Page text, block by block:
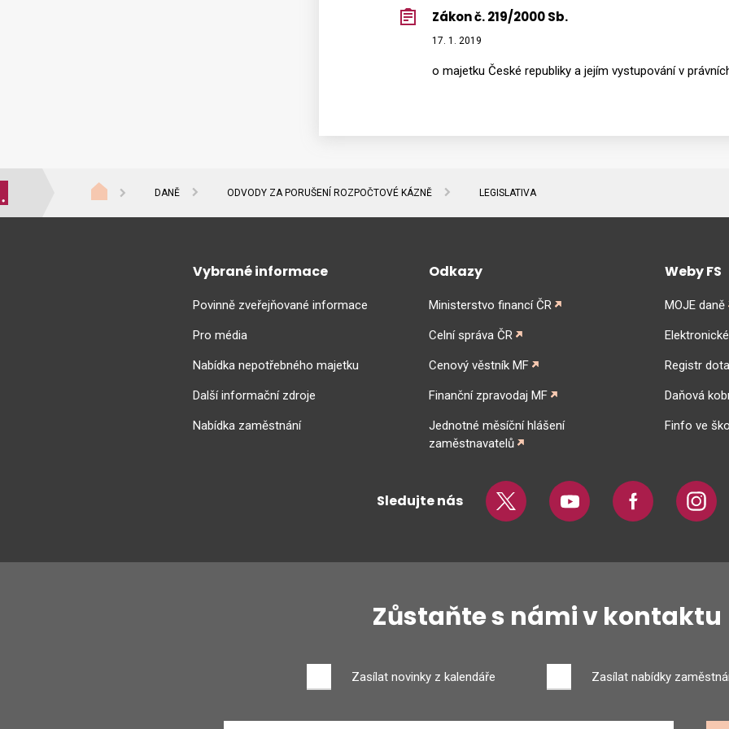
Zákon č. 219/2000 Sb.
17. 1. 2019
o majetku České republiky a jejím vystupování v
DANĚ ODVODY ZA PORUŠENÍ ROZPOČTOVÉ KÁZNĚ LEGISLATIVA
Vybrané informace
Povinně zveřejňované informace
Pro média
Nabídka nepotřebného majetku
Další informační zdroje
Nabídka zaměstnání
Odkazy
Ministerstvo financí ČR
Celní správa ČR
Cenový věstník MF
Finanční zpravodaj MF
Jednotné měsíční hlášení
zaměstnavatelů
Weby FS
MOJE daně
Registr
Daňová
Finfo ve
Sledujte nás Twitter Youtube Facebook
Zůstaňte s námi v kontaktu
Zasílat novinky z kalendáře Zasílat nabídky